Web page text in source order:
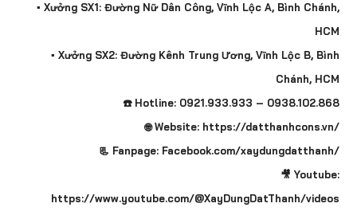
▪️ Xưởng SX1: Đường Nữ Dân Công, Vĩnh Lộc A, Bình Chánh,
HCM
▪️ Xưởng SX2: Đường Kênh Trung Ương, Vĩnh Lộc B, Bình
Chánh, HCM
☎️ Hotline: 0921.933.933 – 0938.102.868
🌐 Website: https://datthanhcons.vn/
📃 Fanpage: Facebook.com/xaydungdatthanh/
🎥 Youtube:
https://www.youtube.com/@XayDungDatThanh/videos